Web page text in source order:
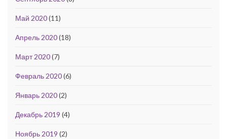
Май 2020(11)
Апрель 2020(18)
Март 2020(7)
Февраль 2020(6)
Январь 2020(2)
Декабрь 2019 (4)
Ноябрь 2019 (2)